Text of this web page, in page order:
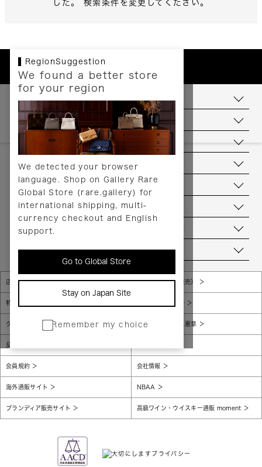
した。 検索条件を変更してください。
RegionSuggestion
We found a better store
for your region
We detected your browser
language. Shop on Gallery Rare
Global Store (rare.gallery) for
international shipping, multi-
currency checkout and English
support.
Go to Global Store
Stay on Japan Site
Remember my choice
お支払いについて
配送について
送料について
返品について
ヘルプ
お問い合わせ
当店について
店舗一覧 販売規約（店頭販売）
特定商取引法に基づく表示 個人情報保護方針
グローバルプライバシーポリシー コンプライアンス憲章
反社会的勢力に対する基本方針
会員規約 会社情報
海外通販サイト NBAA
ブランディア販売サイト 高級ワイン・ウイスキー通販 moment